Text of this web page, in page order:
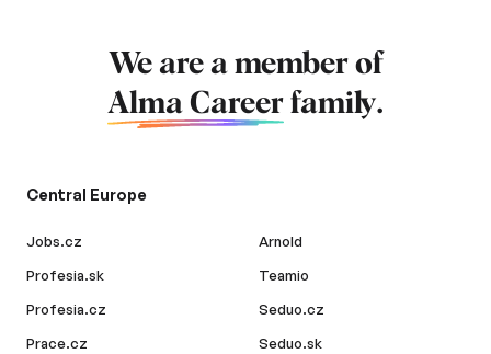
We are a member of
Alma Career family.
Central Europe
Jobs.cz
Profesia.sk
Profesia.cz
Prace.cz
Arnold
Teamio
Seduo.cz
Seduo.sk